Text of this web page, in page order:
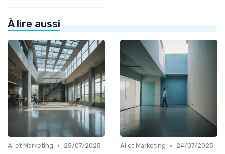
À lire aussi
AI et Marketing •
25/07/2025
AI et Marketing •
24/07/2025